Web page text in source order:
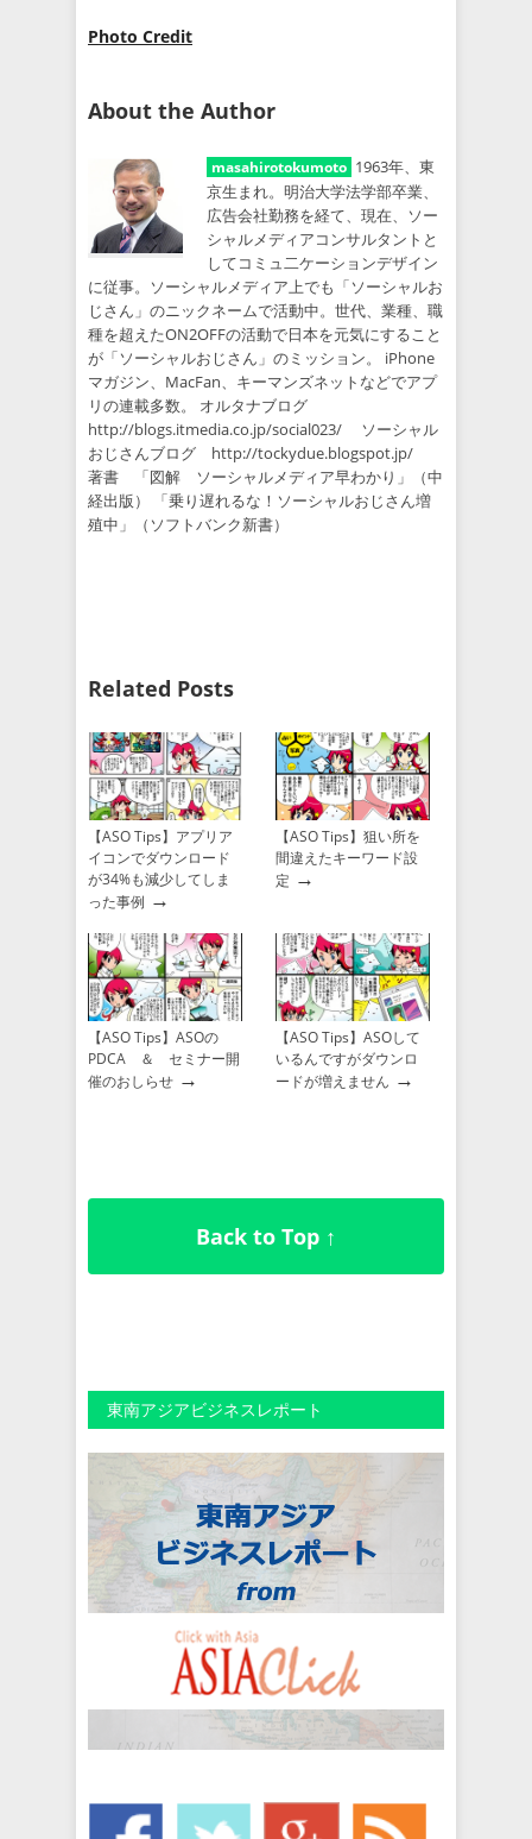
Photo Credit
About the Author
masahirotokumoto 1963年、東
京生まれ。明治大学法学部卒業、
広告会社勤務を経て、現在、ソー
シャルメディアコンサルタントと
してコミュ二ケーションデザイン
に従事。ソーシャルメディア上でも「ソーシャルお
じさん」のニックネームで活動中。世代、業種、職
種を超えたON2OFFの活動で日本を元気にすること
が「ソーシャルおじさん」のミッション。 iPhone
マガジン、MacFan、キーマンズネットなどでアプ
リの連載多数。 オルタナブログ
http://blogs.itmedia.co.jp/social023/ ソーシャル
おじさんブログ http://tockydue.blogspot.jp/
著書 「図解 ソーシャルメディア早わかり」（中
経出版） 「乗り遅れるな！ソーシャルおじさん増
殖中」（ソフトバンク新書）
Related Posts
【ASO Tips】アプリア
イコンでダウンロード
が34%も減少してしま
った事例 →
【ASO Tips】狙い所を
間違えたキーワード設
定 →
【ASO Tips】ASOの
PDCA ＆ セミナー開
催のおしらせ →
【ASO Tips】ASOして
いるんですがダウンロ
ードが増えません →
Back to Top ↑
東南アジアビジネスレポート